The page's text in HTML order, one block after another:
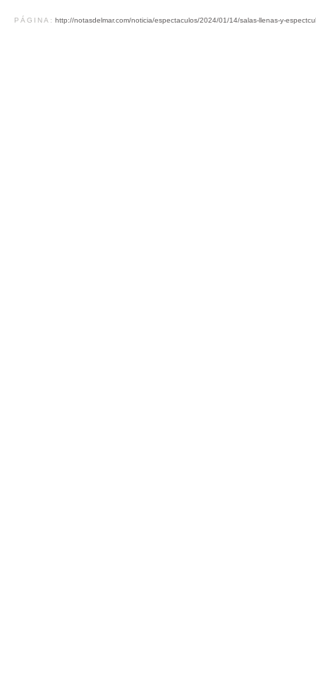
PÁGINA: http://notasdelmar.com/noticia/espectaculos/2024/01/14/salas-llenas-y-